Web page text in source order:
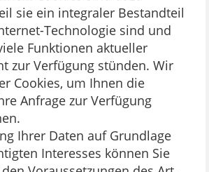
sie ein integraler Bestandteil
Technologie sind und
Funktionen aktueller
zur Verfügung stünden. Wir
Cookies, um Ihnen die
Anfrage zur Verfügung
Ihrer Daten auf Grundlage
Interesses können Sie